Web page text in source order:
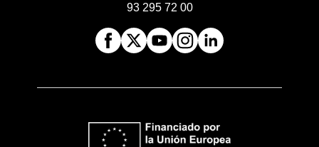
93 295 72 00